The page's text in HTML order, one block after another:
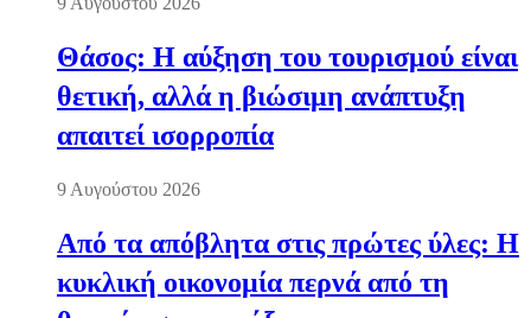
Θάσος: Η αύξηση του τουρισμού είναι
θετική, αλλά η βιώσιμη ανάπτυξη
απαιτεί ισορροπία
9 Αυγούστου 2026
Από τα απόβλητα στις πρώτες ύλες: Η
κυκλική οικονομία περνά από τη